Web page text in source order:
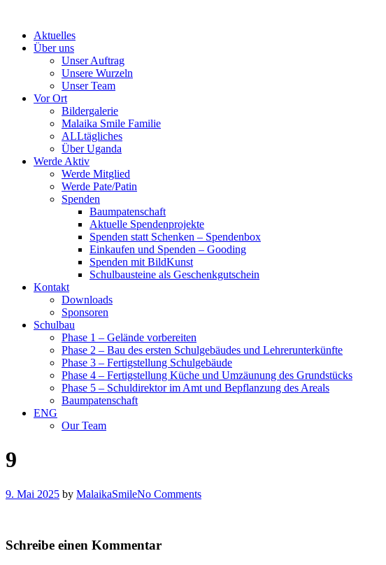
contentAktuelles
Über uns
Unser Auftrag
Unsere Wurzeln
Unser Team
Vor Ort
Bildergalerie
Malaika Smile Familie
ALLtägliches
Über Uganda
Werde Aktiv
Werde Mitglied
Werde Pate/Patin
Spenden
Baumpatenschaft
Aktuelle Spendenprojekte
Spenden statt Schenken – Spendenbox
Einkaufen und Spenden – Gooding
Spenden mit BildKunst
Schulbausteine als Geschenkgutschein
Kontakt
Downloads
Sponsoren
Schulbau
Phase 1 – Gelände vorbereiten
Phase 2 – Bau des ersten Schulgebäudes und Lehrerunterkünfte
Phase 3 – Fertigstellung Schulgebäude
Phase 4 – Fertigstellung Küche und Umzäunung des Grundstücks
Phase 5 – Schuldirektor im Amt und Bepflanzung des Areals
Baumpatenschaft
ENG
Our Team
9
9. Mai 2025 by MalaikaSmileNo Comments
Schreibe einen Kommentar